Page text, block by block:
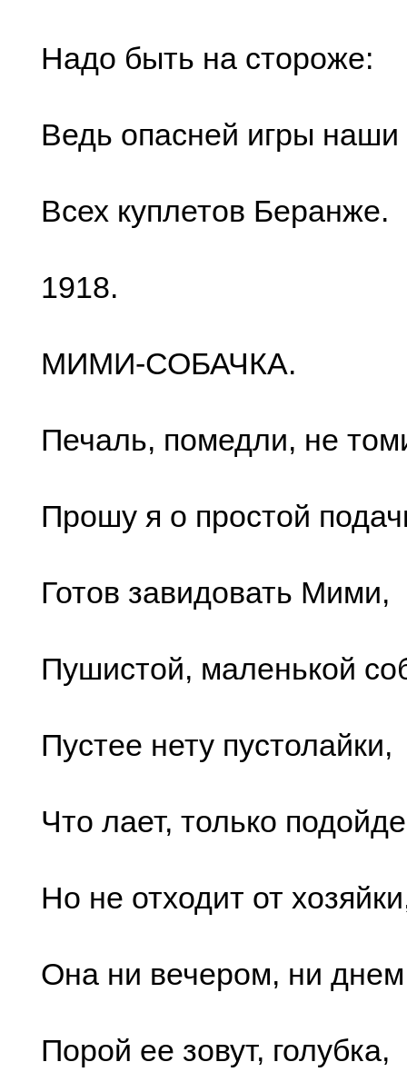
Надо быть на стороже:
Ведь опасней игры наши
Всех куплетов Беранже.
1918.
МИМИ-СОБАЧКА.
Печаль, помедли, не
Прошу я о простой
Готов завидовать Мими,
Пушистой, маленькой
Пустее нету пустолайки,
Что лает, только
Но не отходит от
Она ни вечером, ни
Порой ее зовут, голубка,